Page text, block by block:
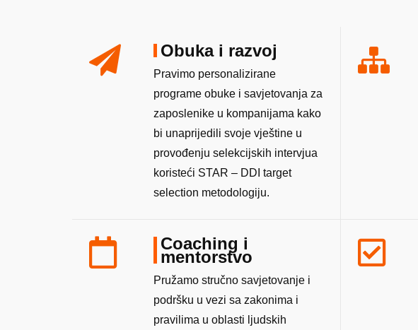
Obuka i razvoj
Pravimo personalizirane
programe obuke i savjetovanja za
zaposlenike u kompanijama kako
bi unaprijedili svoje vještine u
provođenju selekcijskih intervjua
koristeći STAR – DDI target
selection metodologiju.
Coaching i
mentorstvo
Pružamo stručno savjetovanje i
podršku u vezi sa zakonima i
pravilima u oblasti ljudskih